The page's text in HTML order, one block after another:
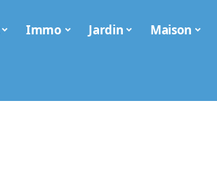
Immo Jardin Maison